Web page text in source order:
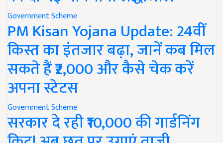
Government Scheme
PM Kisan Yojana Update: 24वीं
किस्त का इंतजार बढ़ा, जानें कब मिल
सकते हैं ₹2,000 और कैसे चेक करें
अपना स्टेटस
Government Scheme
सरकार दे रही ₹10,000 की गार्डनिंग